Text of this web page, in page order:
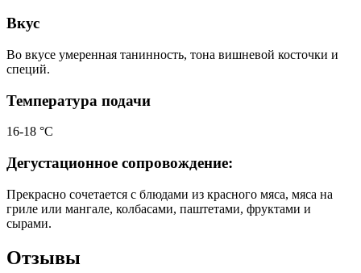
Вкус
Во вкусе умеренная танинность, тона вишневой косточки и
специй.
Температура подачи
16-18 °С
Дегустационное сопровождение:
Прекрасно сочетается с блюдами из красного мяса, мяса на
гриле или мангале, колбасами, паштетами, фруктами и
сырами.
Отзывы